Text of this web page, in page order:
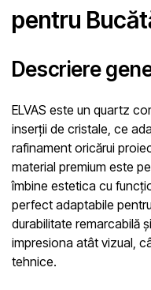
pentru
Descriere
ELVAS este un quartz
inserții de cristale, ce
rafinament oricărui
material premium este
îmbine estetica cu
perfect adaptabile
durabilitate remarcabilă
impresiona atât vizual,
tehnice.